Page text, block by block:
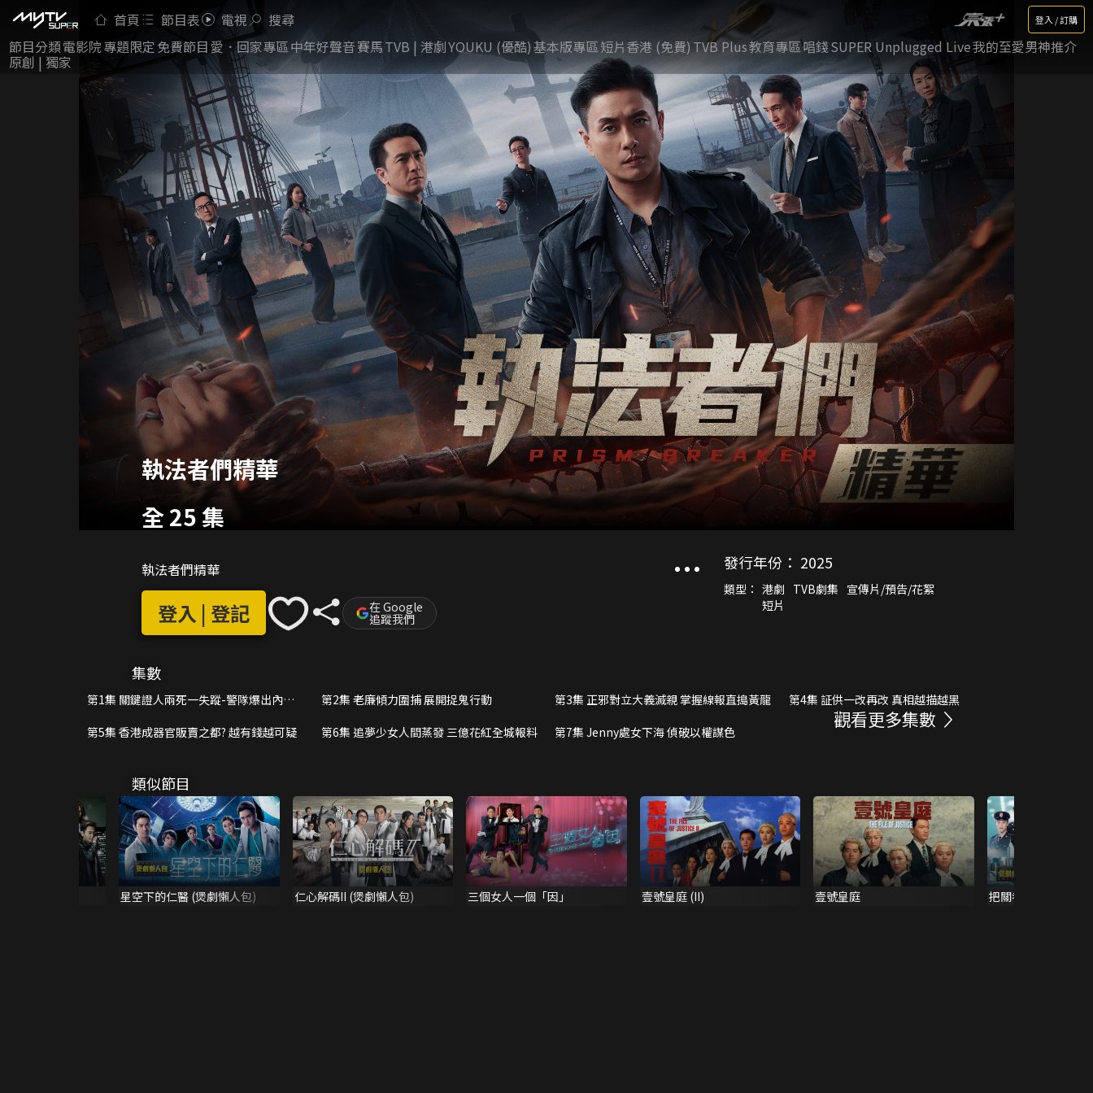
首頁 節目表 電視 搜尋 登入 / 訂購
節目分類電影院專題限定 免費節目 愛．回家專區中年好聲音賽馬TVB | 港劇YOUKU (優酷)基本版專區短片香港 (免費)TVB Plus教育專區唱錢SUPER Unplugged Live我的至愛男神推介
原創 | 獨家
執法者們精華
全 25 集
執法者們精華
登入 | 登記 在 Google
追蹤我們
發行年份： 2025
類型： 港劇 TVB劇集 宣傳片/預告/花絮
短片
集數
第1集 關鍵證人兩死一失蹤-警隊爆出內鬼
第2集 老廉傾力圍捕 展開捉鬼行動 第3集 正邪對立大義滅親 掌握線報直搗黃龍
第4集 証供一改再改 真相越描越黑
第5集 香港成器官販賣之都? 越有錢越可疑
第6集 追夢少女人間蒸發 三億花紅全城報料 第7集 Jenny處女下海 偵破以權謀色
觀看更多集數
類似節目
星空下的仁醫 (煲劇懶人包) 仁心解碼II (煲劇懶人包) 三個女人一個「因」 壹號皇庭 (II) 壹號皇庭 把關者們 (煲劇懶人